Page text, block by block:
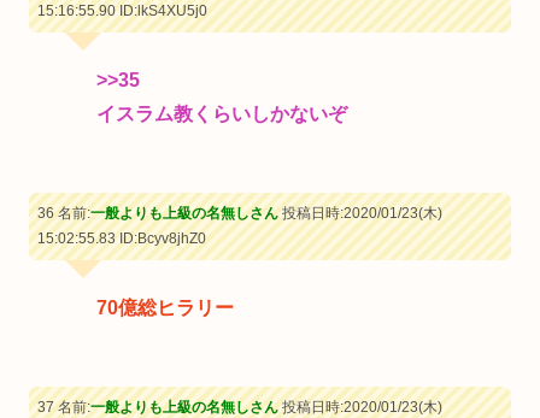
15:16:55.90ID:lkS4XU5j0
>>35
イスラム教くらいしかないぞ
36 名前:一般よりも上級の名無しさん投稿日時:2020/01/23(木)
15:02:55.83ID:Bcyv8jhZ0
70億総ヒラリー
37 名前:一般よりも上級の名無しさん投稿日時:2020/01/23(木)